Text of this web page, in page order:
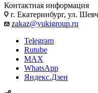
Контактная информация
г. Екатеринбург, ул.
zakaz@yukigroup.ru
Telegram
Rutube
MAX
WhatsApp
Яндекс.Дзен